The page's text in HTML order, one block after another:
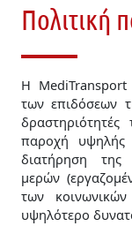
Πολιτική
Η MediTransport
των επιδόσεων
παροχή υψηλής
διατήρηση της
μερών
των
υψηλότερο
λειτουργία
του
Στατιστικά
Για να
βελτιώσουμε τη
λειτουργικότητα
και τη δομή του
ιστότοπου, με
βάση τον τρόπο